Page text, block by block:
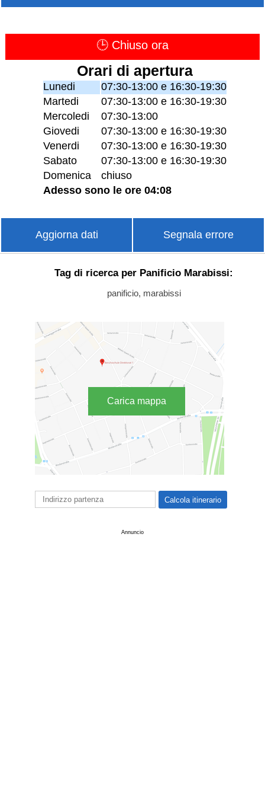
🕒 Chiuso ora
Orari di apertura
Lunedi
07:30-13:00 e 16:30-19:30
Martedi
07:30-13:00 e 16:30-19:30
Mercoledi
07:30-13:00
Giovedi
07:30-13:00 e 16:30-19:30
Venerdi
07:30-13:00 e 16:30-19:30
Sabato
07:30-13:00 e 16:30-19:30
Domenica
chiuso
Adesso sono le ore 04:08
Aggiorna dati Segnala errore
Tag di ricerca per Panificio Marabissi:
panificio, marabissi
Carica mappa
Annuncio